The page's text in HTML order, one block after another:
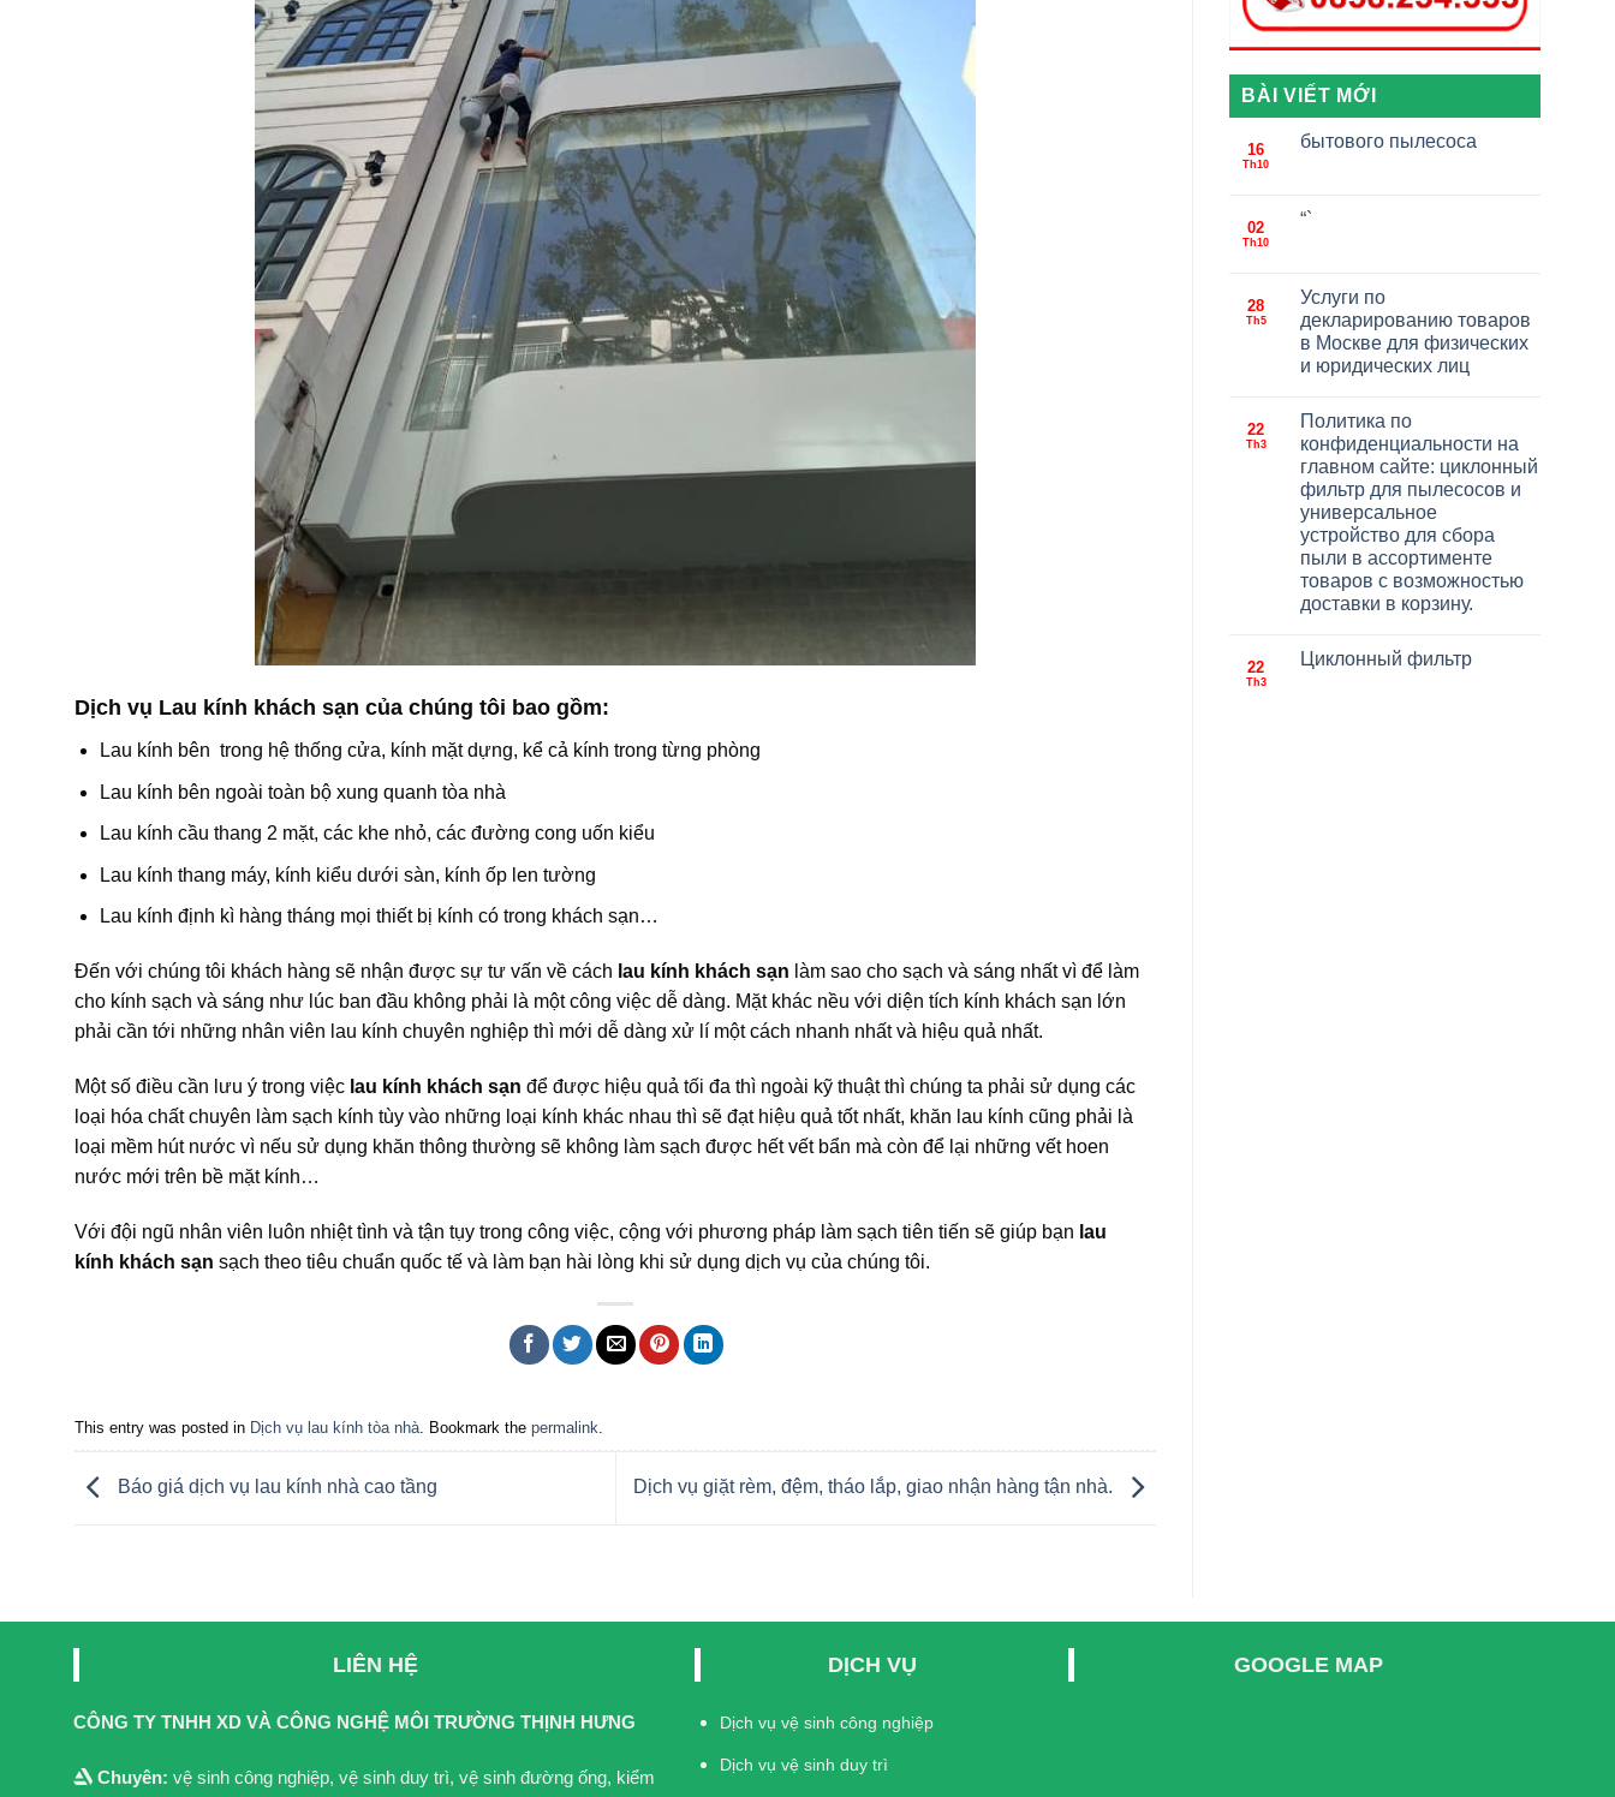
Dịch vụ Lau kính khách sạn của chúng tôi bao gồm:
Lau kính bên trong hệ thống cửa, kính mặt dựng, kể cả kính trong từng phòng
Lau kính bên ngoài toàn bộ xung quanh tòa nhà
Lau kính cầu thang 2 mặt, các khe nhỏ, các đường cong uốn kiểu
Lau kính thang máy, kính kiểu dưới sàn, kính ốp len tường
Lau kính định kì hàng tháng mọi thiết bị kính có trong khách sạn…
Đến với chúng tôi khách hàng sẽ nhận được sự tư vấn về cách lau kính khách sạn làm sao cho sạch và sáng nhất vì để làm
cho kính sạch và sáng như lúc ban đầu không phải là một công việc dễ dàng. Mặt khác nều với diện tích kính khách sạn lớn
phải cần tới những nhân viên lau kính chuyên nghiệp thì mới dễ dàng xử lí một cách nhanh nhất và hiệu quả nhất.
Một số điều cần lưu ý trong việc lau kính khách sạn để được hiệu quả tối đa thì ngoài kỹ thuật thì chúng ta phải sử dụng các
loại hóa chất chuyên làm sạch kính tùy vào những loại kính khác nhau thì sẽ đạt hiệu quả tốt nhất, khăn lau kính cũng phải là
loại mềm hút nước vì nếu sử dụng khăn thông thường sẽ không làm sạch được hết vết bẩn mà còn để lại những vết hoen
nước mới trên bề mặt kính…
Với đội ngũ nhân viên luôn nhiệt tình và tận tụy trong công việc, cộng với phương pháp làm sạch tiên tiến sẽ giúp bạn lau
kính khách sạn sạch theo tiêu chuẩn quốc tế và làm bạn hài lòng khi sử dụng dịch vụ của chúng tôi.
This entry was posted in Dịch vụ lau kính tòa nhà. Bookmark the permalink.
Báo giá dịch vụ lau kính nhà cao tầng Dịch vụ giặt rèm, đệm, tháo lắp, giao nhận hàng tận nhà.
BÀI VIẾT MỚI
16
Th10
бытового пылесоса
02
Th10
“`
28
Th5
Услуги по
декларированию товаров
в Москве для физических
и юридических лиц
22
Th3
Политика по
конфиденциальности на
главном сайте: циклонный
фильтр для пылесосов и
универсальное
устройство для сбора
пыли в ассортименте
товаров с возможностью
доставки в корзину.
22
Th3
Циклонный фильтр
LIÊN HỆ
CÔNG TY TNHH XD VÀ CÔNG NGHỆ MÔI TRƯỜNG THỊNH HƯNG
Chuyên: vệ sinh công nghiệp, vệ sinh duy trì, vệ sinh đường ống, kiểm
DỊCH VỤ
Dịch vụ vệ sinh công nghiệp
Dịch vụ vệ sinh duy trì
GOOGLE MAP